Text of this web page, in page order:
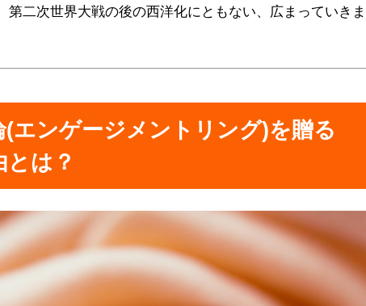
第二次世界大戦の後の西洋化にともない、広まっていきま
(エンゲージメントリング)を贈る
は？